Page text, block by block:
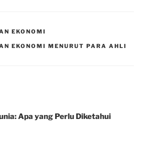
EKONOMI
EKONOMI MENURUT PARA AHLI
Apa yang Perlu Diketahui